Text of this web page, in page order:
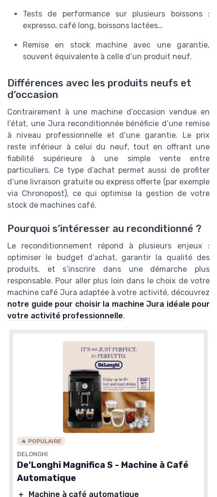
Tests de performance sur plusieurs boissons :
expresso, café long, boissons lactées…
Remise en stock machine avec une garantie,
souvent équivalente à celle d’un produit neuf.
Différences avec les produits neufs et
d’occasion
Contrairement à une machine d’occasion vendue en
l’état, une Jura reconditionnée bénéficie d’une remise
à niveau professionnelle et d’une garantie. Le prix
reste inférieur à celui du neuf, tout en offrant une
fiabilité supérieure à une simple vente entre
particuliers. Ce type d’achat permet aussi de profiter
d’une livraison gratuite ou express offerte (par exemple
via Chronopost), ce qui optimise la gestion de votre
stock de machines café.
Pourquoi s’intéresser au reconditionné ?
Le reconditionnement répond à plusieurs enjeux :
optimiser le budget d’achat, garantir la qualité des
produits, et s’inscrire dans une démarche plus
responsable. Pour aller plus loin dans le choix de votre
machine café Jura adaptée à votre activité, découvrez
notre guide pour choisir la machine Jura idéale pour
votre activité professionnelle.
🔥 POPULAIRE
DELONGHI
De’Longhi Magnifica S - Machine à Café
Automatique
＋ Machine à café automatique